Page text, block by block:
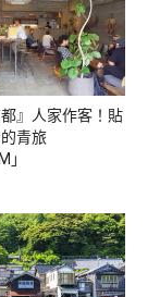
』人家作客！貼
青旅
」